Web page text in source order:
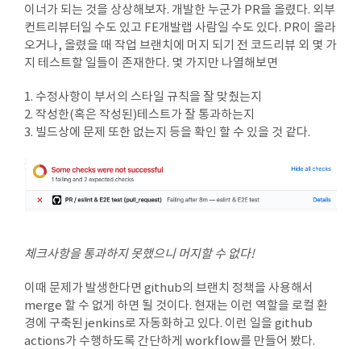
이너가 되는 것을 상상해보자. 개발한 누군가 PR을 올렸다. 외부
컨트리뷰터일 수도 있고 FE개발랩 사람일 수도 있다. PR이 올라
오거나, 올렸을 때 작업 브랜치에 머지 되기 전 코드리뷰 외 몇 가
지 테스트할 일들이 존재한다. 몇 가지만 나열해보면
1. 수정사항이 부서의 스타일 규칙을 잘 맞췄는지
2. 작성한(혹은 작성된)테스트가 잘 통과하는지
3. 빌드상에 문제 또한 없는지 등을 확인 할 수 있을 것 같다.
체크사항을 통과하지 못했으니 머지할 수 없다!
이때 문제가 발생한다면 github의 브랜치 정책을 사용해서
merge 할 수 없게 하면 될 것이다. 현재는 이런 역할을 로컬 환
경에 구축된 jenkins로 자동화하고 있다. 이런 일을 github
actions가 수행하도록 간단하게 workflow를 만들어 봤다.